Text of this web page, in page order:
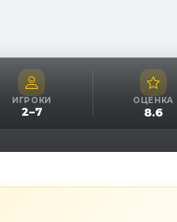
ИГРОКИ
2–7
ОЦЕНКА
8.6